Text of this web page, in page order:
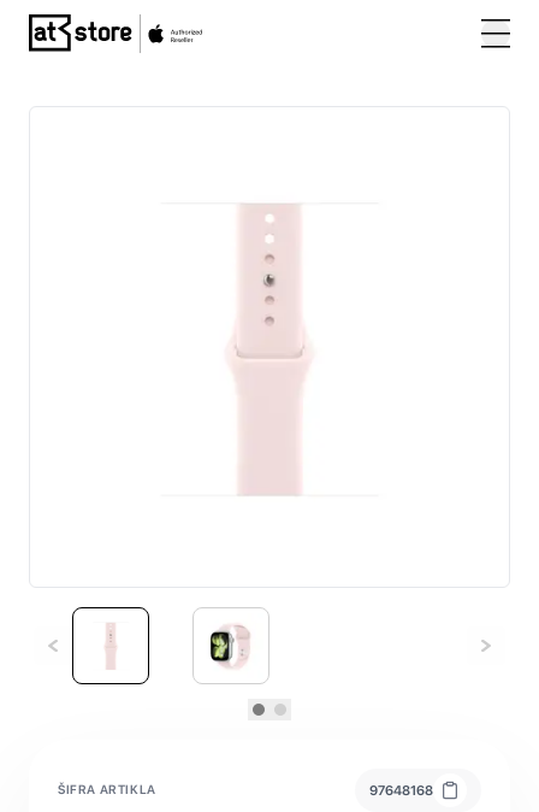
Posjetite početnu stranicu AT Store
ŠIFRA ARTIKLA 97648168